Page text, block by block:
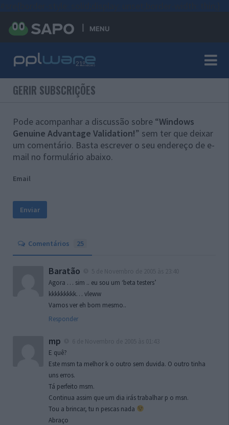
MENU
GERIR SUBSCRIÇÕES
Pode acompanhar a discussão sobre “Windows
Genuine Advantage Validation!” sem ter que deixar
um comentário. Basta escrever o seu endereço de e-
mail no formulário abaixo.
Email
Comentários 25
Baratão
Agora … sim .. eu sou um ‘beta testers’
kkkkkkkkk… vleww
Vamos ver eh bom mesmo..
Responder
mp
E quê?
Este msm ta melhor k o outro sem duvida. O outro tinha
uns erros.
Tá perfeito msm.
Continua assim que um dia irás trabalhar p o msn.
Tou a brincar, tu n pescas nada
Abraço